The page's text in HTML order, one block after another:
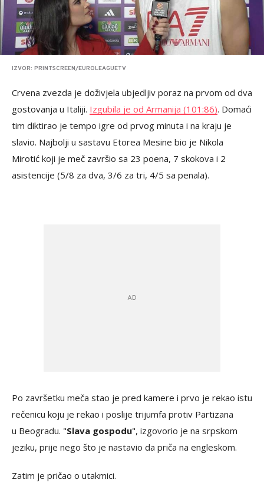
IZVOR: PRINTSCREEN/EUROLEAGUETV
Crvena zvezda je doživjela ubjedljiv poraz na prvom od dva
gostovanja u Italiji. Izgubila je od Armanija (101:86). Domaći
tim diktirao je tempo igre od prvog minuta i na kraju je
slavio. Najbolji u sastavu Etorea Mesine bio je Nikola
Mirotić koji je meč završio sa 23 poena, 7 skokova i 2
asistencije (5/8 za dva, 3/6 za tri, 4/5 sa penala).
Po završetku meča stao je pred kamere i prvo je rekao istu
rečenicu koju je rekao i poslije trijumfa protiv Partizana
u Beogradu. "Slava gospodu", izgovorio je na srpskom
jeziku, prije nego što je nastavio da priča na engleskom.
Zatim je pričao o utakmici.